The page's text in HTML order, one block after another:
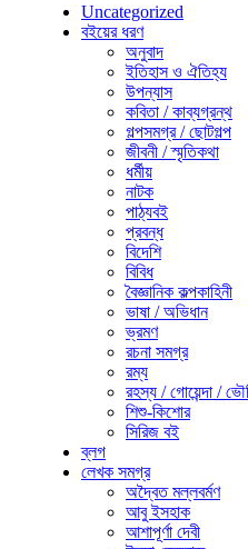
Uncategorized
বইয়ের ধরণ
অনুবাদ
ইতিহাস ও ঐতিহ্য
উপন্যাস
কবিতা / কাব্যগ্রন্থ
গল্পসমগ্র / ছোটগল্প
জীবনী / স্মৃতিকথা
ধর্মীয়
নাটক
পাঠ্যবই
প্রবন্ধ
বিদেশি
বিবিধ
বৈজ্ঞানিক কল্পকাহিনী
ভাষা / অভিধান
ভ্রমণ
রচনা সমগ্র
রম্য
রহস্য / গোয়েন্দা /
শিশু-কিশোর
সিরিজ বই
ব্লগ
লেখক সমগ্র
অদ্বৈত মল্লবর্মণ
আবু ইসহাক
আশাপূর্ণা দেবী